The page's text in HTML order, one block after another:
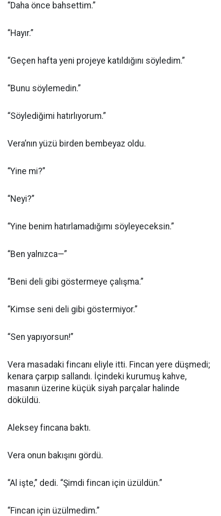
“Daha önce bahsettim.”
“Hayır.”
“Geçen hafta yeni projeye katıldığını söyledim.”
“Bunu söylemedin.”
“Söylediğimi hatırlıyorum.”
Vera’nın yüzü birden bembeyaz oldu.
“Yine mi?”
“Neyi?”
“Yine benim hatırlamadığımı söyleyeceksin.”
“Ben yalnızca—”
“Beni deli gibi göstermeye çalışma.”
“Kimse seni deli gibi göstermiyor.”
“Sen yapıyorsun!”
Vera masadaki fincanı eliyle itti. Fincan yere düşmedi;
kenara çarpıp sallandı. İçindeki kurumuş kahve,
masanın üzerine küçük siyah parçalar halinde
döküldü.
Aleksey fincana baktı.
Vera onun bakışını gördü.
“Al işte,” dedi. “Şimdi fincan için üzüldün.”
“Fincan için üzülmedim.”